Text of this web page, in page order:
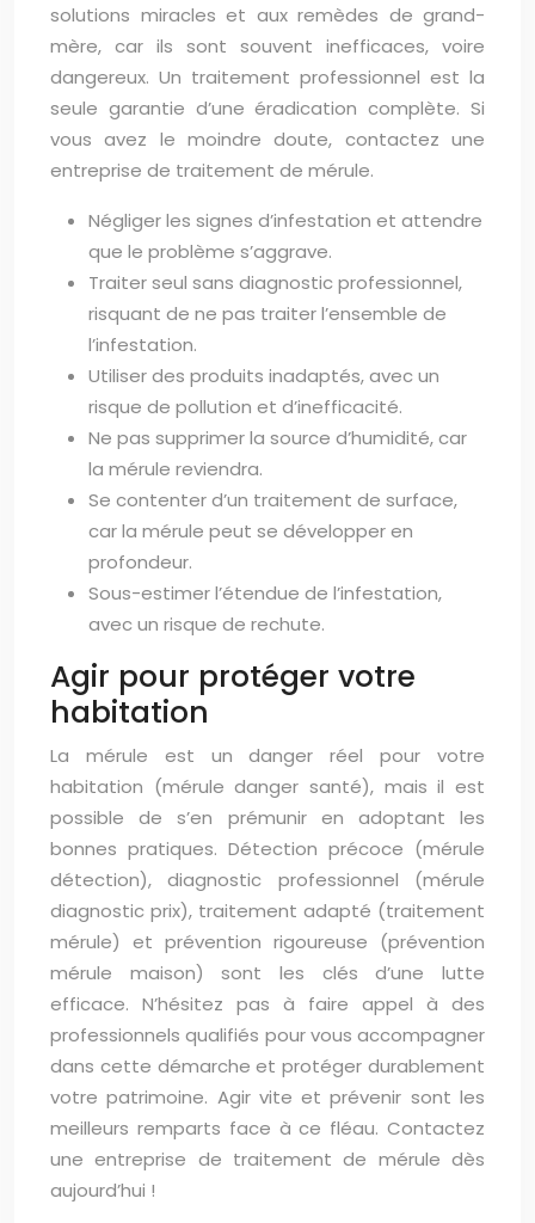
solutions miracles et aux remèdes de grand-
mère, car ils sont souvent inefficaces, voire
dangereux. Un traitement professionnel est la
seule garantie d’une éradication complète. Si
vous avez le moindre doute, contactez une
entreprise de traitement de mérule.
Négliger les signes d’infestation et attendre
que le problème s’aggrave.
Traiter seul sans diagnostic professionnel,
risquant de ne pas traiter l’ensemble de
l’infestation.
Utiliser des produits inadaptés, avec un
risque de pollution et d’inefficacité.
Ne pas supprimer la source d’humidité, car
la mérule reviendra.
Se contenter d’un traitement de surface,
car la mérule peut se développer en
profondeur.
Sous-estimer l’étendue de l’infestation,
avec un risque de rechute.
Agir pour protéger votre
habitation
La mérule est un danger réel pour votre
habitation (mérule danger santé), mais il est
possible de s’en prémunir en adoptant les
bonnes pratiques. Détection précoce (mérule
détection), diagnostic professionnel (mérule
diagnostic prix), traitement adapté (traitement
mérule) et prévention rigoureuse (prévention
mérule maison) sont les clés d’une lutte
efficace. N’hésitez pas à faire appel à des
professionnels qualifiés pour vous accompagner
dans cette démarche et protéger durablement
votre patrimoine. Agir vite et prévenir sont les
meilleurs remparts face à ce fléau. Contactez
une entreprise de traitement de mérule dès
aujourd’hui !